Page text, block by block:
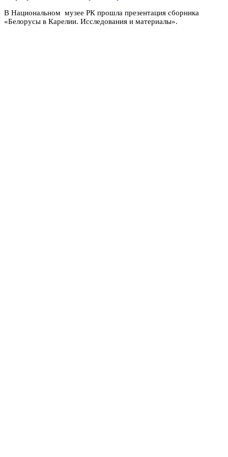
В Национальном музее РК прошла презентация сборника
«Белорусы в Карелии. Исследования и материалы».